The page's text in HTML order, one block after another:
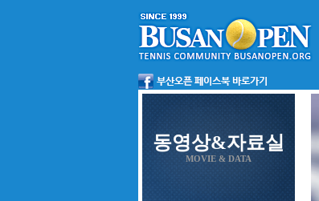
동영상&자료실
MOVIE & DATA